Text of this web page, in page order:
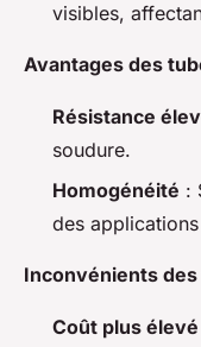
visibles,
Avantages des
Résistance
soudure.
Homogénéité :
des
Inconvénients
Coût plus élevé